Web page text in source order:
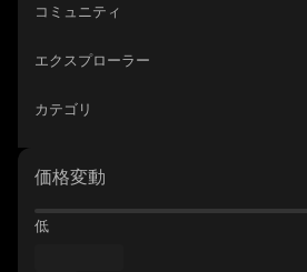
コミュニティ
エクスプローラー
カテゴリ
価格変動
低